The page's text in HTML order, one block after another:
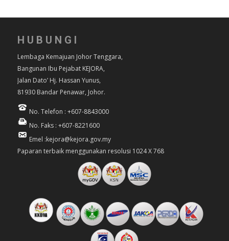
HUBUNGI
Lembaga Kemajuan Johor Tenggara,
Bangunan Ibu Pejabat KEJORA,
Jalan Dato’ Hj. Hassan Yunus,
81930 Bandar Penawar, Johor.
No. Telefon : +607-8843000
No. Faks : +607-8221600
Emel :kejora@kejora.gov.my
Paparan terbaik menggunakan resolusi 1024 X 768